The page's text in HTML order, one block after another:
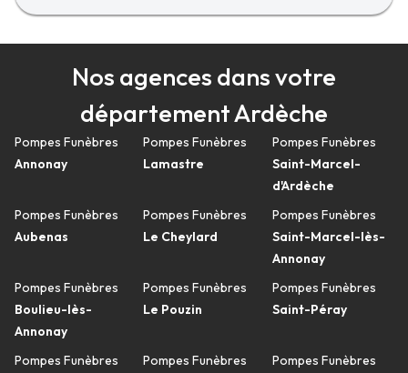
Nos agences dans votre
département Ardèche
Pompes Funèbres
Annonay
Pompes Funèbres
Aubenas
Pompes Funèbres
Boulieu-lès-
Annonay
Pompes Funèbres
Pompes Funèbres
Lamastre
Pompes Funèbres
Le Cheylard
Pompes Funèbres
Le Pouzin
Pompes Funèbres
Pompes Funèbres
Saint-Marcel-
d'Ardèche
Pompes Funèbres
Saint-Marcel-lès-
Annonay
Pompes Funèbres
Saint-Péray
Pompes Funèbres